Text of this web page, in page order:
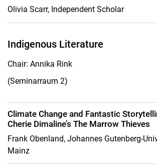
Olivia Scarr, Independent Scholar
Indigenous Literature
Chair: Annika Rink
(Seminarraum 2)
Climate Change and Fantastic
Cherie Dimaline’s The Marrow Thieves
Frank Obenland, Johannes Gutenberg-
Mainz